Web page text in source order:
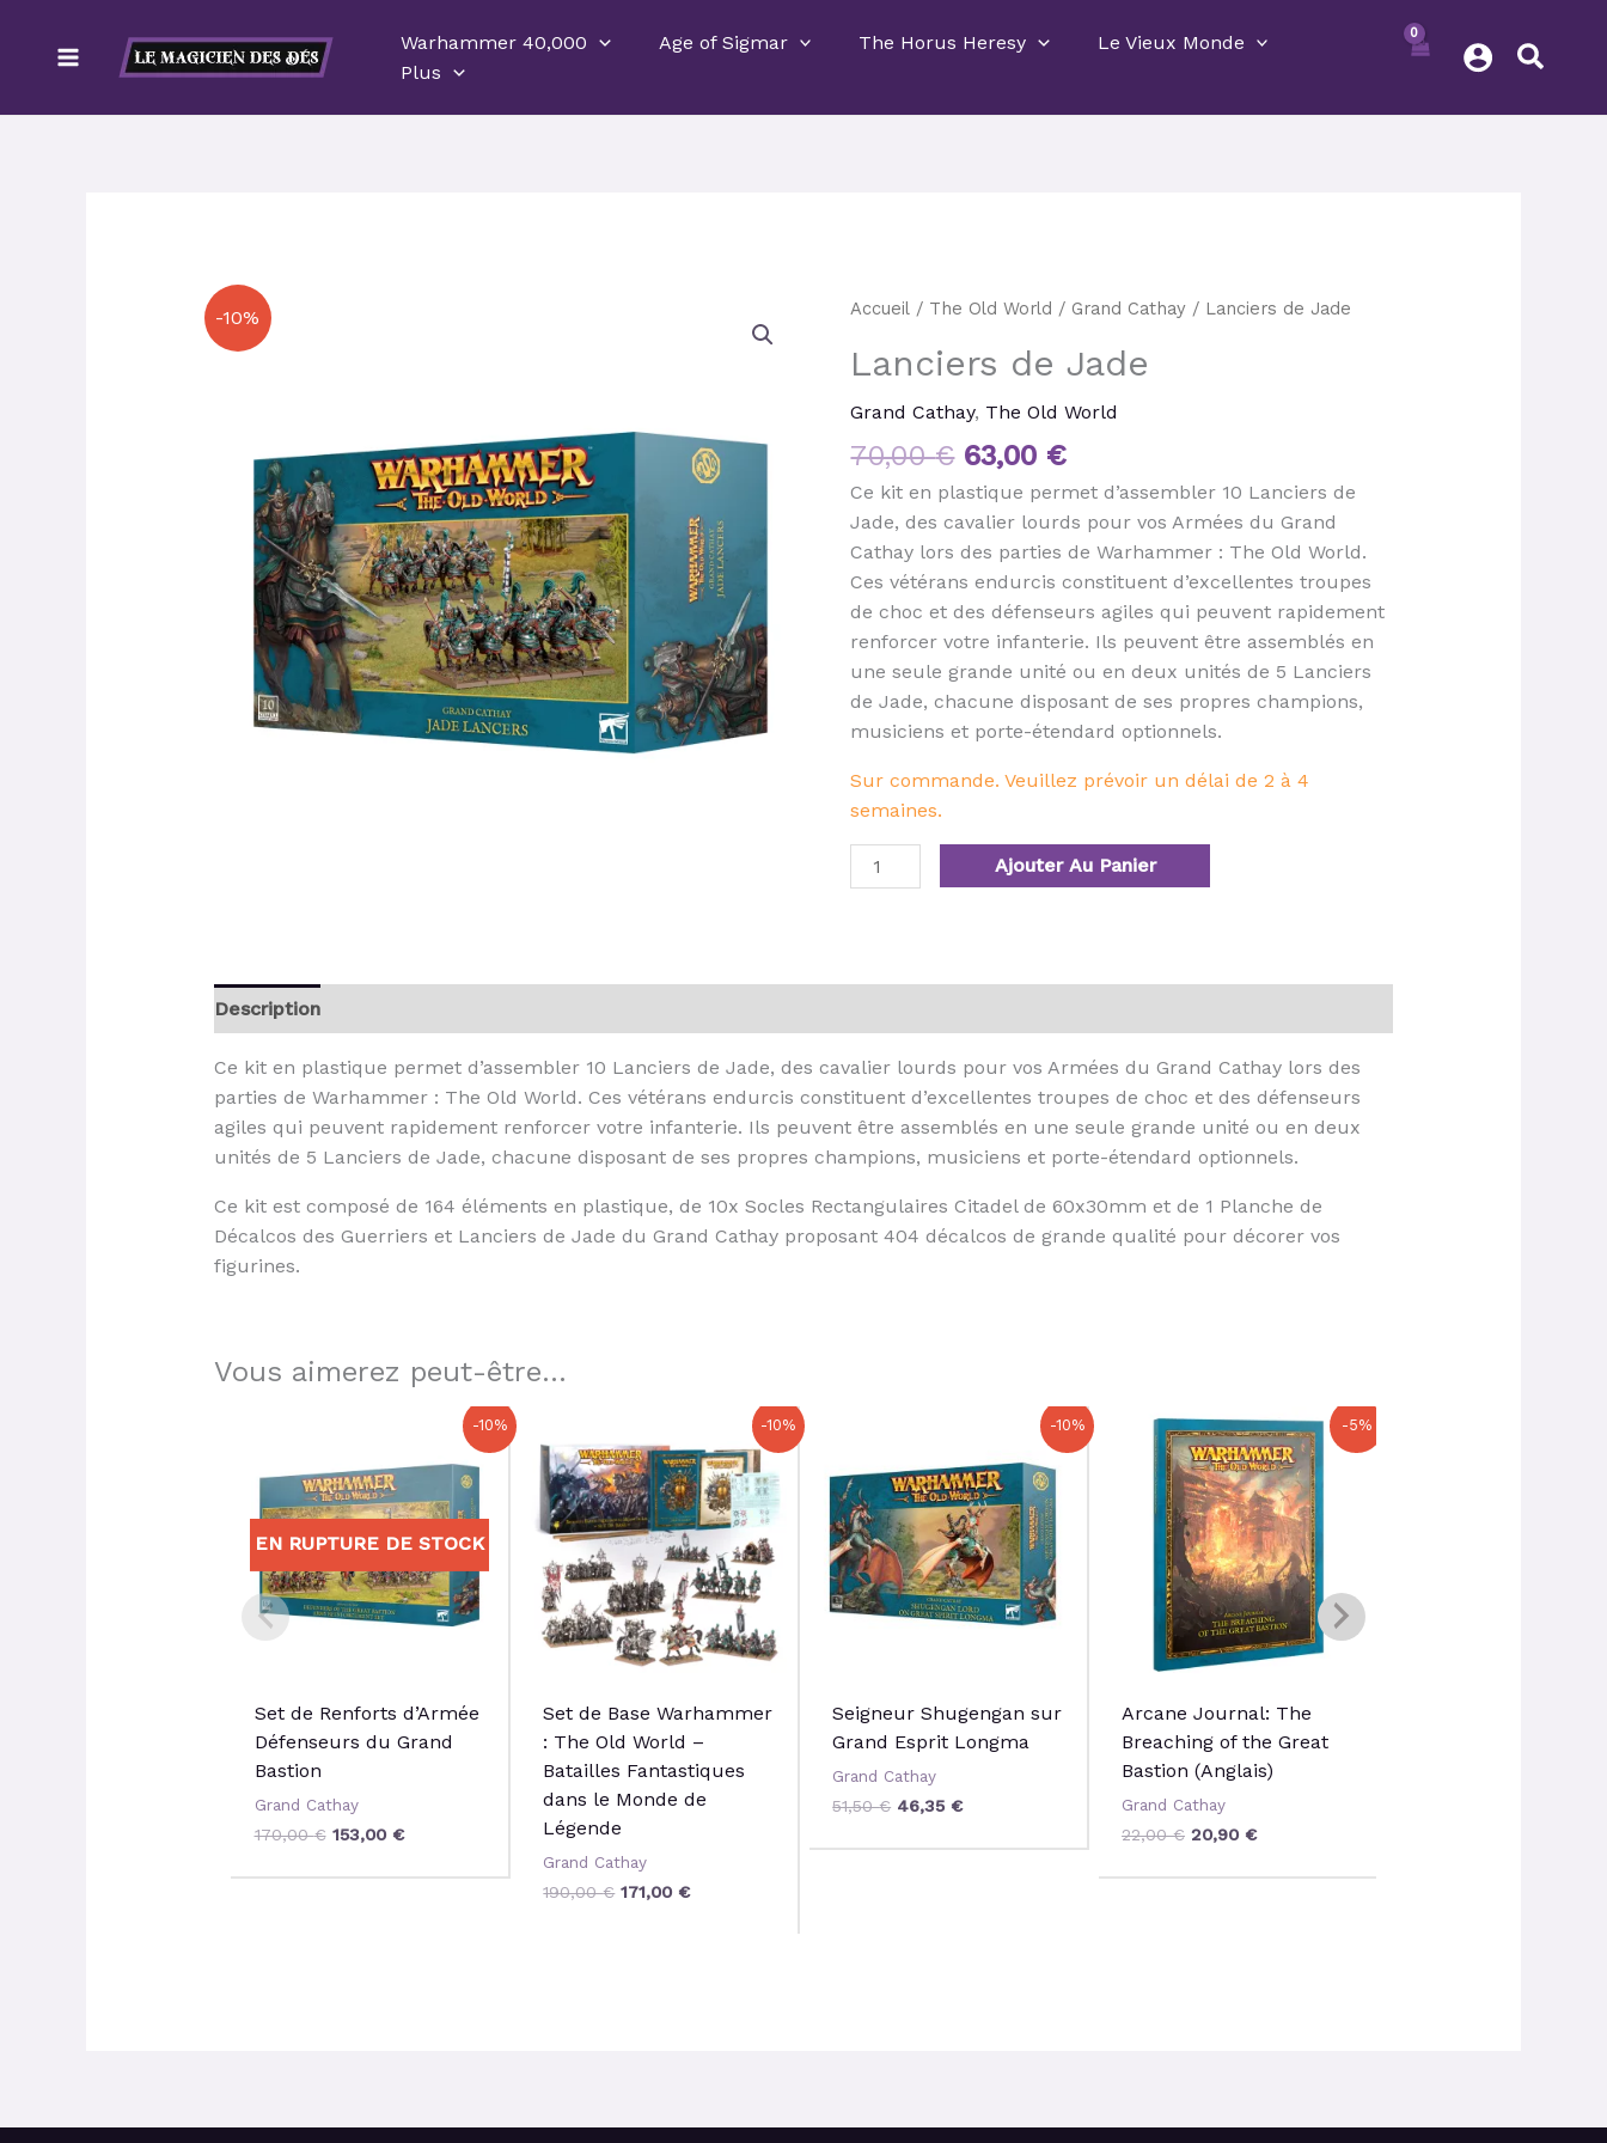
contenu
Warhammer 40,000 Age of Sigmar The Horus Heresy
Le Vieux Monde
Plus
-10% Accueil / The Old World / Grand Cathay / Lanciers de Jade
Lanciers de Jade
Grand Cathay, The Old World
70,00€
Le
initial
était :
70,00 €.
63,00 €
Le
actuel
est :
63,00 €.
Ce kit en plastique permet d’assembler 10 Lanciers de
Jade, des cavalier lourds pour vos Armées du Grand
Cathay lors des parties de Warhammer : The Old World.
Ces vétérans endurcis constituent d’excellentes troupes
de choc et des défenseurs agiles qui peuvent rapidement
renforcer votre infanterie. Ils peuvent être assemblés en
une seule grande unité ou en deux unités de 5 Lanciers
de Jade, chacune disposant de ses propres champions,
musiciens et porte-étendard optionnels.
Sur commande. Veuillez prévoir un délai de 2 à 4
semaines.
quantité
Lanciers
Ajouter Au Panier
Description
Ce kit en plastique permet d’assembler 10 Lanciers de Jade, des cavalier lourds pour vos Armées du Grand Cathay lors des
parties de Warhammer : The Old World. Ces vétérans endurcis constituent d’excellentes troupes de choc et des défenseurs
agiles qui peuvent rapidement renforcer votre infanterie. Ils peuvent être assemblés en une seule grande unité ou en deux
unités de 5 Lanciers de Jade, chacune disposant de ses propres champions, musiciens et porte-étendard optionnels.
Ce kit est composé de 164 éléments en plastique, de 10x Socles Rectangulaires Citadel de 60x30mm et de 1 Planche de
Décalcos des Guerriers et Lanciers de Jade du Grand Cathay proposant 404 décalcos de grande qualité pour décorer vos
figurines.
Vous aimerez peut-être...
-10%
EN RUPTURE DE STOCK
Set de Renforts d’Armée
Défenseurs du Grand
Bastion
Grand Cathay
170,00€
était :
170,00 €.
153,00 €
actuel
153,00 €.
-10%
Set de Base Warhammer
: The Old World –
Batailles Fantastiques
dans le Monde de
Légende
Grand Cathay
190,00€
initial
était :
190,00 €.
171,00 €
actuel
est :
171,00 €.
-10%
Seigneur Shugengan sur
Grand Esprit Longma
Grand Cathay
51,50€
était :
51,50 €.
46,35 €
actuel
est :
46,35 €.
-5%
Arcane Journal: The
Breaching of the Great
Bastion (Anglais)
Grand Cathay
22,00€
Le
prix
initial
était :
22,00 €.
20,90 €
Le
prix
actuel
est :
20,90 €.